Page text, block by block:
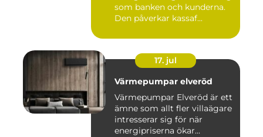
som banken och kunderna.
Den påverkar kassaf...
17. jul
Värmepumpar elveröd
Värmepumpar Elveröd är ett
ämne som allt fler villaägare
intresserar sig för när
energipriserna ökar...